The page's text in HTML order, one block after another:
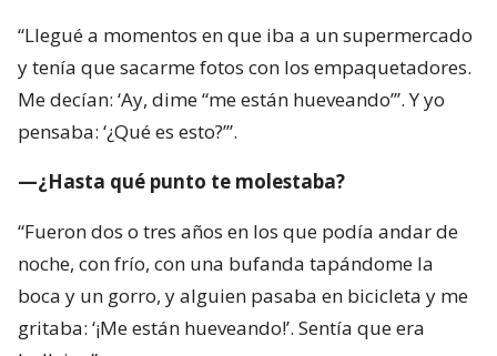
“Llegué a momentos en que iba a un supermercado
y tenía que sacarme fotos con los empaquetadores.
Me decían: ‘Ay, dime “me están hueveando”’. Y yo
pensaba: ‘¿Qué es esto?’”.
—¿Hasta qué punto te molestaba?
“Fueron dos o tres años en los que podía andar de
noche, con frío, con una bufanda tapándome la
boca y un gorro, y alguien pasaba en bicicleta y me
gritaba: ‘¡Me están hueveando!’. Sentía que era